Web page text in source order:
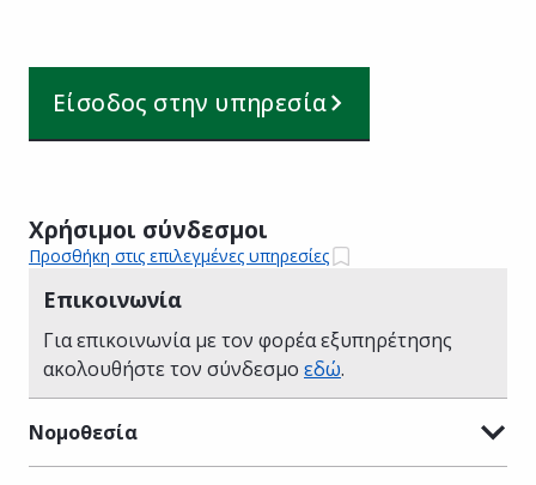
Είσοδος στην υπηρεσία
Χρήσιμοι σύνδεσμοι
Προσθήκη στις επιλεγμένες υπηρεσίες
Επικοινωνία
Για επικοινωνία με τον φορέα εξυπηρέτησης
ακολουθήστε τον σύνδεσμο εδώ.
Νομοθεσία